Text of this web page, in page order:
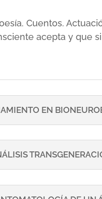
Cuentos.
acepta y que
EN